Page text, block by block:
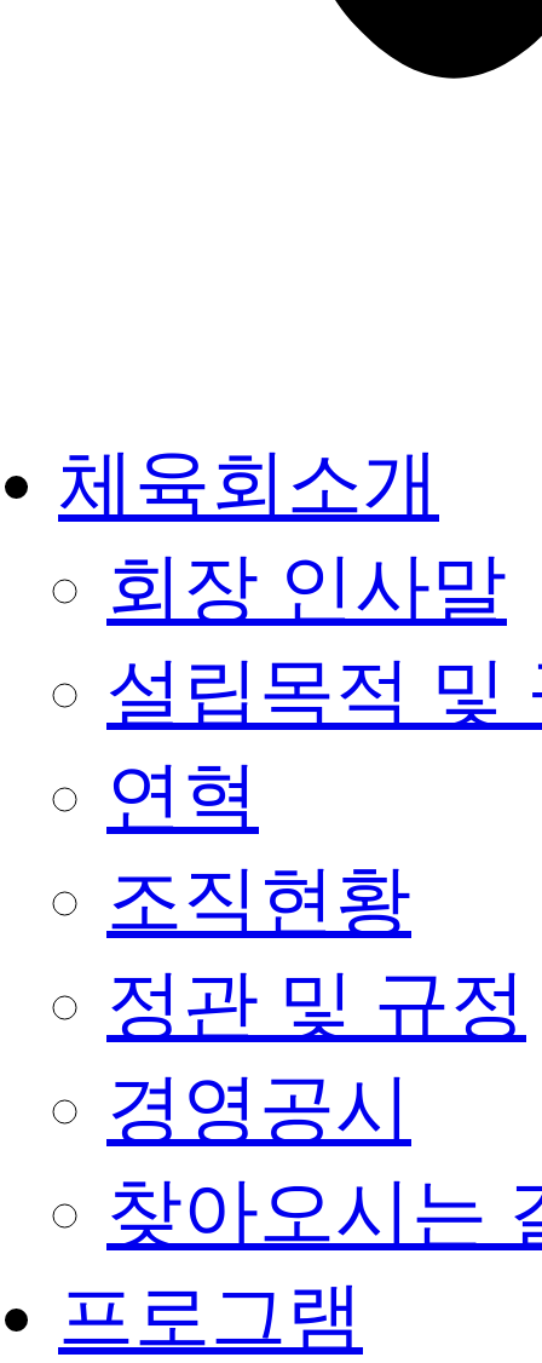
체육회소개
회장 인사말
설립목적 및
연혁
조직현황
정관 및 규정
경영공시
찾아오시는
프로그램